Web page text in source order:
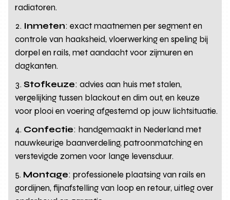
radiatoren.
Inmeten: exact maatnemen per segment en
controle van haaksheid, vloerwerking en speling bij
dorpel en rails, met aandacht voor zijmuren en
dagkanten.
Stofkeuze: advies aan huis met stalen,
vergelijking tussen blackout en dim out, en keuze
voor plooi en voering afgestemd op jouw lichtsituatie.
Confectie: handgemaakt in Nederland met
nauwkeurige baanverdeling, patroonmatching en
verstevigde zomen voor lange levensduur.
Montage: professionele plaatsing van rails en
gordijnen, fijnafstelling van loop en retour, uitleg over